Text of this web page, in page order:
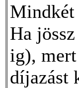
Mindkét
Ha
ig),
díjazást